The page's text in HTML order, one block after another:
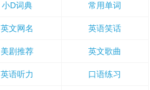
小D词典 常用单词
英文网名 英语笑话
美剧推荐 英文歌曲
英语听力 口语练习